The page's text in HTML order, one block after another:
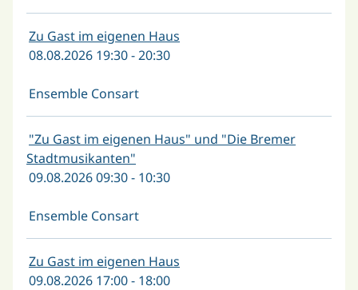
Zu Gast im eigenen Haus
08.08.2026 19:30 - 20:30
Ensemble Consart
"Zu Gast im eigenen Haus" und "Die Bremer
Stadtmusikanten"
09.08.2026 09:30 - 10:30
Ensemble Consart
Zu Gast im eigenen Haus
09.08.2026 17:00 - 18:00